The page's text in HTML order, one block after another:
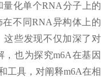
量化单个RNA分子上的
不同RNA异构体上的
这些发现不仅加深了对
也为探究m6A在基因
工具，对阐释m6A在相